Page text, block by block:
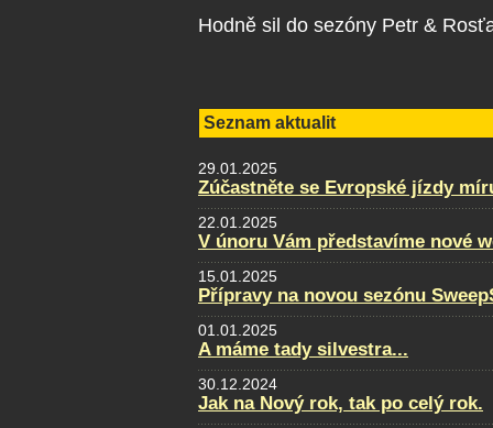
Hodně sil do sezóny Petr &
Seznam aktualit
29.01.2025
Zúčastněte se Evropské jízdy
22.01.2025
V únoru Vám představíme nové
15.01.2025
Přípravy na novou sezónu
01.01.2025
A máme tady silvestra...
30.12.2024
Jak na Nový rok, tak po celý rok.